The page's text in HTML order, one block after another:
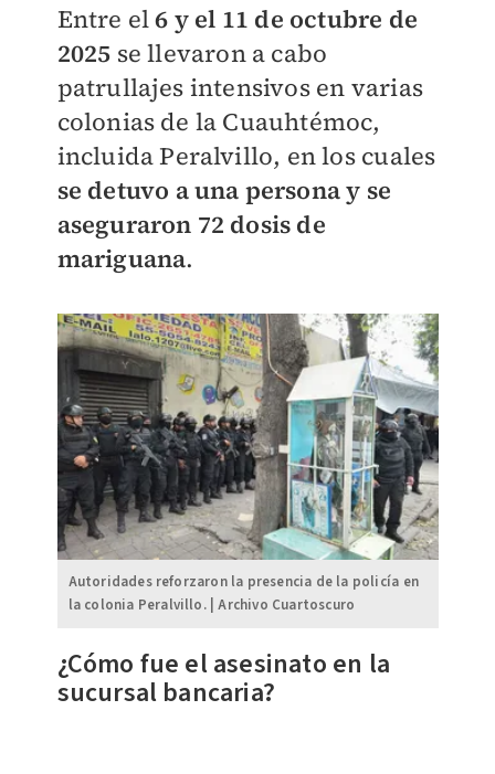
Entre el6 y el 11 de octubre de
2025 se llevaron a cabo
patrullajes intensivos en varias
colonias de la Cuauhtémoc,
incluida Peralvillo, en los cuales
se detuvo a una persona y se
aseguraron 72 dosis de
mariguana.
Autoridades reforzaron la presencia de la policía en
la colonia Peralvillo. | Archivo Cuartoscuro
¿Cómo fue el asesinato en la
sucursal bancaria?